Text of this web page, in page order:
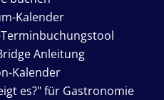
Kalender
Anleitung
Kalender
es?" für Gastronomie